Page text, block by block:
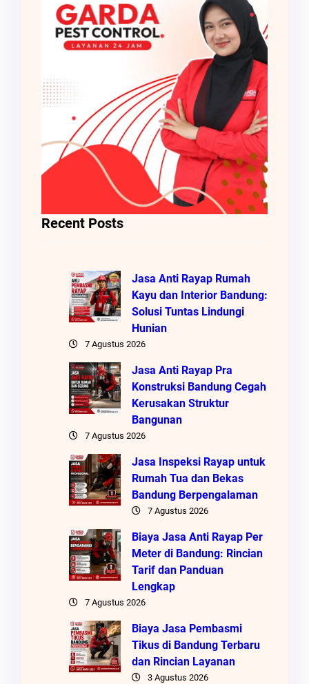
Recent Posts
Jasa Anti Rayap Rumah
Kayu dan Interior Bandung:
Solusi Tuntas Lindungi
Hunian
7 Agustus 2026
Jasa Anti Rayap Pra
Konstruksi Bandung Cegah
Kerusakan Struktur
Bangunan
7 Agustus 2026
Jasa Inspeksi Rayap untuk
Rumah Tua dan Bekas
Bandung Berpengalaman
7 Agustus 2026
Biaya Jasa Anti Rayap Per
Meter di Bandung: Rincian
Tarif dan Panduan
Lengkap
7 Agustus 2026
Biaya Jasa Pembasmi
Tikus di Bandung Terbaru
dan Rincian Layanan
3 Agustus 2026